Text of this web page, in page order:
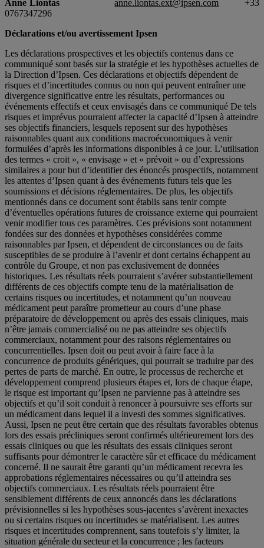
Anne Liontas anne.liontas.ext@ipsen.com +33
0767347296
Déclarations et/ou avertissement Ipsen
Les déclarations prospectives et les objectifs contenus dans ce
communiqué sont basés sur la stratégie et les hypothèses actuelles de
la Direction d’Ipsen. Ces déclarations et objectifs dépendent de
risques et d’incertitudes connus ou non qui peuvent entraîner une
divergence significative entre les résultats, performances ou
événements effectifs et ceux envisagés dans ce communiqué De tels
risques et imprévus pourraient affecter la capacité d’Ipsen à atteindre
ses objectifs financiers, lesquels reposent sur des hypothèses
raisonnables quant aux conditions macroéconomiques à venir
formulées d’après les informations disponibles à ce jour. L’utilisation
des termes « croit », « envisage » et « prévoit » ou d’expressions
similaires a pour but d’identifier des énoncés prospectifs, notamment
les attentes d’Ipsen quant à des événements futurs tels que les
soumissions et décisions réglementaires. De plus, les objectifs
mentionnés dans ce document sont établis sans tenir compte
d’éventuelles opérations futures de croissance externe qui pourraient
venir modifier tous ces paramètres. Ces prévisions sont notamment
fondées sur des données et hypothèses considérées comme
raisonnables par Ipsen, et dépendent de circonstances ou de faits
susceptibles de se produire à l’avenir et dont certains échappent au
contrôle du Groupe, et non pas exclusivement de données
historiques. Les résultats réels pourraient s’avérer substantiellement
différents de ces objectifs compte tenu de la matérialisation de
certains risques ou incertitudes, et notamment qu’un nouveau
médicament peut paraître prometteur au cours d’une phase
préparatoire de développement ou après des essais cliniques, mais
n’être jamais commercialisé ou ne pas atteindre ses objectifs
commerciaux, notamment pour des raisons réglementaires ou
concurrentielles. Ipsen doit ou peut avoir à faire face à la
concurrence de produits génériques, qui pourrait se traduire par des
pertes de parts de marché. En outre, le processus de recherche et
développement comprend plusieurs étapes et, lors de chaque étape,
le risque est important qu’Ipsen ne parvienne pas à atteindre ses
objectifs et qu’il soit conduit à renoncer à poursuivre ses efforts sur
un médicament dans lequel il a investi des sommes significatives.
Aussi, Ipsen ne peut être certain que des résultats favorables obtenus
lors des essais précliniques seront confirmés ultérieurement lors des
essais cliniques ou que les résultats des essais cliniques seront
suffisants pour démontrer le caractère sûr et efficace du médicament
concerné. Il ne saurait être garanti qu’un médicament recevra les
approbations réglementaires nécessaires ou qu’il atteindra ses
objectifs commerciaux. Les résultats réels pourraient être
sensiblement différents de ceux annoncés dans les déclarations
prévisionnelles si les hypothèses sous-jacentes s’avèrent inexactes
ou si certains risques ou incertitudes se matérialisent. Les autres
risques et incertitudes comprennent, sans toutefois s’y limiter, la
situation générale du secteur et la concurrence ; les facteurs